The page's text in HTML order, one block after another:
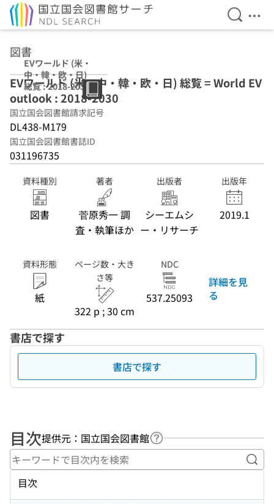
検索を
メ
図書
EVワールド (米・
中・韓・欧・日)
総覧 : 2018-2030
EVワールド (米・中・韓・欧・日) 総覧 = World EV
outlook : 2018-2030
国立国会図書館請求記号
DL438-M179
国立国会図書館書誌ID
031196735
資料種別
図書
著者
菅原秀一 調
査・執筆ほか
出版者
シーエムシ
ー・リサーチ
出版年
2019.1
資料形態
紙
ページ数・大き
さ等
322 p ; 30 cm
NDC
537.25093
詳細を見
る
書店で探す
書店で探す
目次提供元：国立国会図書館 ヘルプページへのリンク
キ
目次